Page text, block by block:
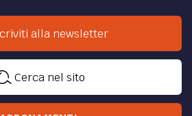
alla responsabilità civile e